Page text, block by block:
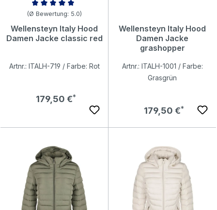
Durchschnittliche Bewertung von 5 von 5 Sternen
(Ø Bewertung: 5.0)
Wellensteyn Italy Hood
Damen Jacke classic red
Artnr.: ITALH-719 / Farbe: Rot
Regulärer Preis:
179,50 €
Wellensteyn Italy Hood
Damen Jacke
grashopper
Artnr.: ITALH-1001 / Farbe:
Grasgrün
Regulärer Preis:
179,50 €